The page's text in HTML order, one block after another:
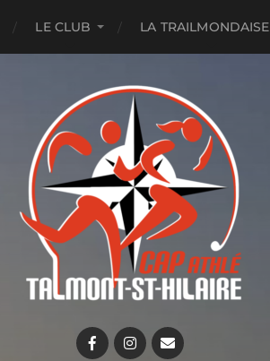
LE CLUB LA TRAILMONDAISE